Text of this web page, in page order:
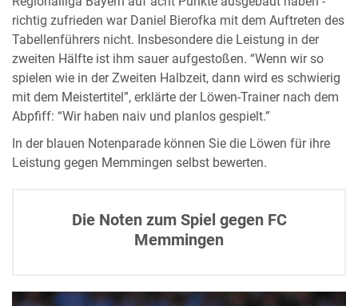
richtig zufrieden war Daniel Bierofka mit dem Auftreten des
Tabellenführers nicht. Insbesondere die Leistung in der
zweiten Hälfte ist ihm sauer aufgestoßen. “Wenn wir so
spielen wie in der Zweiten Halbzeit, dann wird es schwierig
mit dem Meistertitel”, erklärte der Löwen-Trainer nach dem
Abpfiff: “Wir haben naiv und planlos gespielt.”
In der blauen Notenparade können Sie die Löwen für ihre
Leistung gegen Memmingen selbst bewerten.
Die Noten zum Spiel gegen FC
Memmingen